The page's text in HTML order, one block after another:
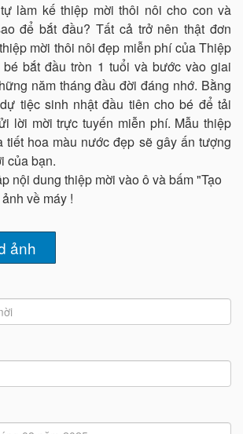
làm kế thiệp mời thôi nôi cho con và
để bắt đầu? Tất cả trở nên thật đơn
mời thôi nôi đẹp miễn phí của Thiệp
bắt đầu tròn 1 tuổi và bước vào giai
năm tháng đầu đời đáng nhớ. Bằng
tiệc sinh nhật đầu tiên cho bé để tải
lời mời trực tuyến miễn phí. Mẫu thiệp
tiết hoa màu nước đẹp sẽ gây ấn tượng
của bạn.
nội dung thiệp mời vào ô và bấm "Tạo
về máy !
ảnh